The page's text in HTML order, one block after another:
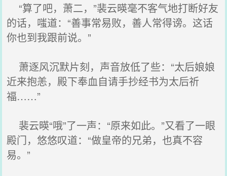
“算了吧，萧二，”裴云暎毫不客气地打断好友
的话，嗤道：“善事常易败，善人常得谤。这话
你也到我跟前说。”
萧逐风沉默片刻，声音放低了些：“太后娘娘
近来抱恙，殿下奉血自请手抄经书为太后祈
福……”
裴云暎“哦”了一声：“原来如此。”又看了一眼
殿门，悠悠叹道：“做皇帝的兄弟，也真不容
易。”